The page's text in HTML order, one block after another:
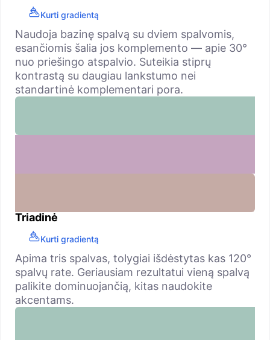
Kurti gradientą
Naudoja bazinę spalvą su dviem spalvomis,
esančiomis šalia jos komplemento — apie 30°
nuo priešingo atspalvio. Suteikia stiprų
kontrastą su daugiau lankstumo nei
standartinė komplementari pora.
Triadinė
Kurti gradientą
Apima tris spalvas, tolygiai išdėstytas kas 120°
spalvų rate. Geriausiam rezultatui vieną spalvą
palikite dominuojančią, kitas naudokite
akcentams.